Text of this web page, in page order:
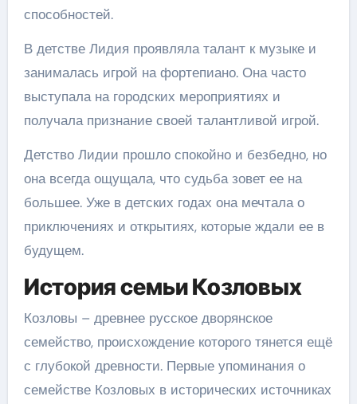
способностей.
В детстве Лидия проявляла талант к музыке и
занималась игрой на фортепиано. Она часто
выступала на городских мероприятиях и
получала признание своей талантливой игрой.
Детство Лидии прошло спокойно и безбедно, но
она всегда ощущала, что судьба зовет ее на
большее. Уже в детских годах она мечтала о
приключениях и открытиях, которые ждали ее в
будущем.
История семьи Козловых
Козловы – древнее русское дворянское
семейство, происхождение которого тянется ещё
с глубокой древности. Первые упоминания о
семействе Козловых в исторических источниках